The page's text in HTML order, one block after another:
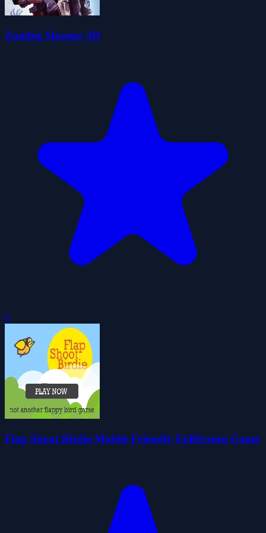
Zombie Shooter 3D
0
Flap Shoot Birdie Mobile Friendly FullScreen Game